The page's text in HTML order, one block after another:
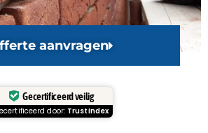
aanvragen
Gecertificeerd veilig
door: Trustindex